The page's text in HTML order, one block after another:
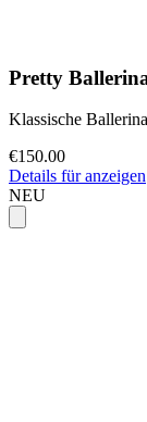
Pretty
Klassische
€150.00
Details für anzeigen
NEU